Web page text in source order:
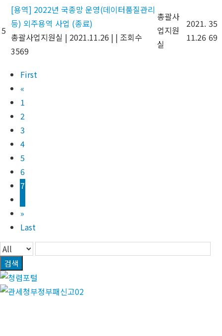
5
[용역] 2022년 국종망 운영(데이터품질관리
등) 외주용역 사업 (종료)
총괄사업지원실 | 2021.11.26 | | 조회수
3569
총괄사
업지원
실
2021.
11.26
35
69
First
«
1
2
3
4
5
6
7
»
Last
검색